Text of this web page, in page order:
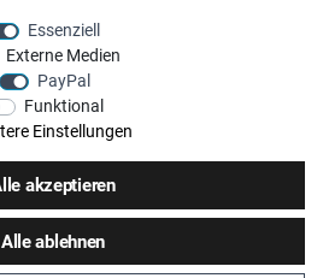
Essenziell
Externe Medien
PayPal
Funktional
Einstellungen
akzeptieren
Alle ablehnen